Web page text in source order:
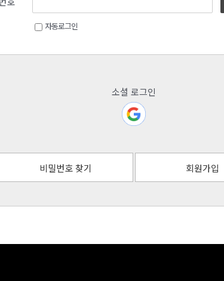
자동로그인
소셜 로그인
비밀번호 찾기 회원가입